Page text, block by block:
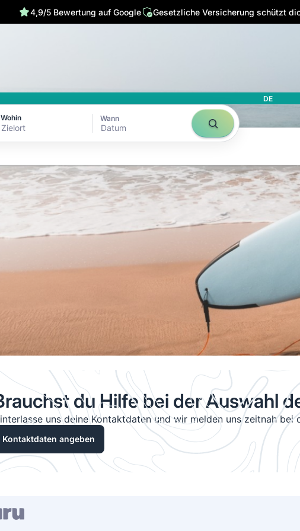
4,9/5 Bewertung auf Google Gesetzliche Versicherung schützt
DE
Wohin Wann
Datum
die Welt in ihrer
Schönheit
du Hilfe bei der Auswahl
uns deine Kontaktdaten und wir melden uns zeitnah bei
Kontaktdaten angeben